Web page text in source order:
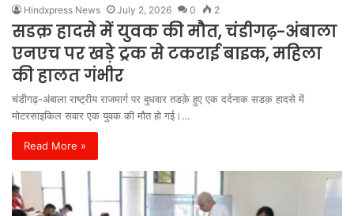
Hindxpress News July 2, 2026 0 2
सडक़ हादसे में युवक की मौत, चंडीगढ़-अंबाला
एनएच पर खड़े ट्रक से टकराई बाइक, महिला
की हालत गंभीर
चंडीगढ़-अंबाला राष्ट्रीय राजमार्ग पर बुधवार तडक़े हुए एक दर्दनाक सडक़ हादसे में
मोटरसाइकिल सवार एक युवक की मौत हो गई।…
Read More »